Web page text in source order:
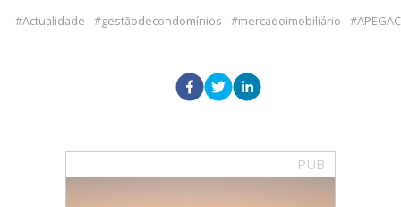
Actualidade gestãodecondomínios mercadoimobiliário APEGAC
PUB